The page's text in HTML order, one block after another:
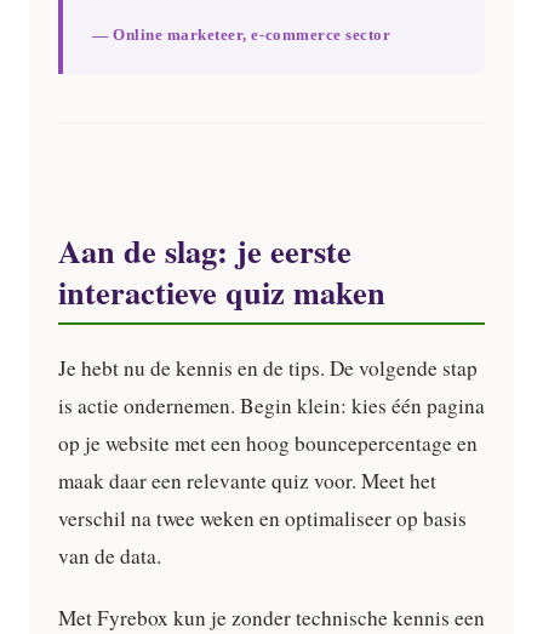
— Online marketeer, e-commerce sector
Aan de slag: je eerste
interactieve quiz maken
Je hebt nu de kennis en de tips. De volgende stap
is actie ondernemen. Begin klein: kies één pagina
op je website met een hoog bouncepercentage en
maak daar een relevante quiz voor. Meet het
verschil na twee weken en optimaliseer op basis
van de data.
Met Fyrebox kun je zonder technische kennis een